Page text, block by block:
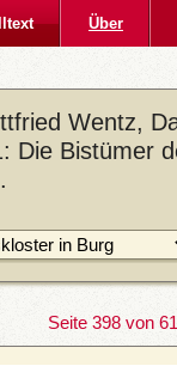
Über
Wentz,
Die Bistümer
Seite 398 von